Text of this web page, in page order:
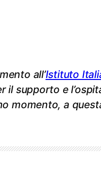
all’Istituto
il supporto e
momento, a